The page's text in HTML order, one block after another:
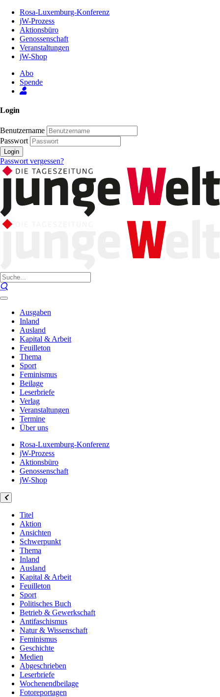
Inhalt
Seite
Rosa-Luxemburg-Konferenz
jW-Prozess
Aktionsbüro
Genossenschaft
Veranstaltungen
jW-Shop
Abo
Spende
Login
Benutzername
Passwort
Login
Passwort vergessen?
Ausgaben
Inland
Ausland
Kapital & Arbeit
Feuilleton
Thema
Sport
Feminismus
Beilage
Leserbriefe
Verlag
Veranstaltungen
Termine
Über uns
Rosa-Luxemburg-Konferenz
jW-Prozess
Aktionsbüro
Genossenschaft
jW-Shop
Titel
Aktion
Ansichten
Schwerpunkt
Thema
Inland
Ausland
Kapital & Arbeit
Feuilleton
Sport
Politisches Buch
Betrieb & Gewerkschaft
Antifaschismus
Natur & Wissenschaft
Feminismus
Geschichte
Medien
Abgeschrieben
Leserbriefe
Wochenendbeilage
Fotoreportagen